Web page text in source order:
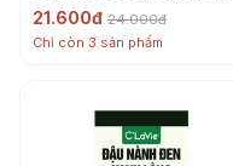
Azuki Beans, 6+ Tháng
(110g) - C'LAVIE
21.600đ 24.000đ
Chỉ còn 3 sản phẩm